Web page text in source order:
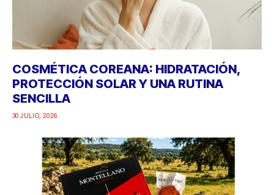
COSMÉTICA COREANA: HIDRATACIÓN,
PROTECCIÓN SOLAR Y UNA RUTINA
SENCILLA
30 JULIO, 2026